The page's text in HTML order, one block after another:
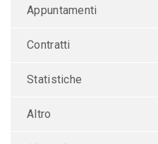
Appuntamenti
Contratti
Statistiche
Altro